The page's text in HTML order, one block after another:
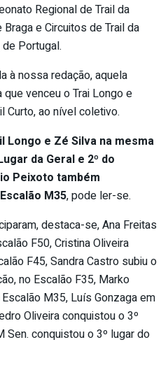
Regional de Trail da
e Circuitos de Trail da
Portugal.
à nossa redação, aquela
venceu o Trai Longo e
Curto, ao nível coletivo.
Longo e Zé Silva na mesma
da Geral e 2º do
Peixoto também
M35, pode ler-se.
destaca-se, Ana Freitas
F50, Cristina Oliveira
F45, Sandra Castro subiu o
no Escalão F35, Marko
M35, Luís Gonzaga em
Oliveira conquistou o 3º
conquistou o 3º lugar do